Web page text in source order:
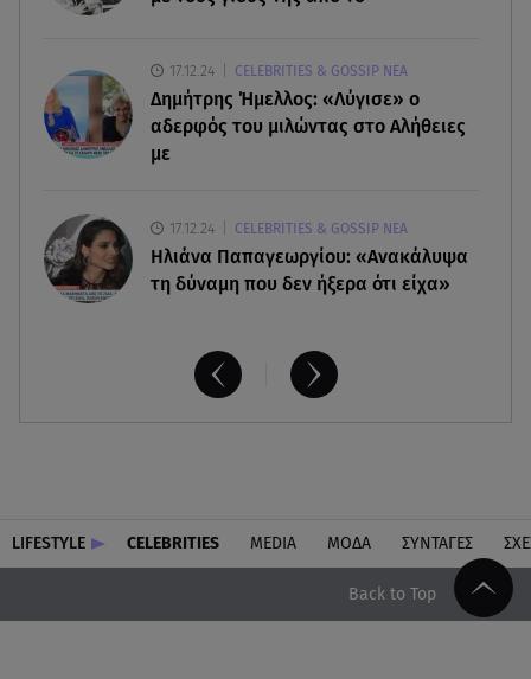
Παραλίες: Πάνω από 1.500 έλεγχοι - Στη μάχη
drones και νέες τεχνολογίες
17.12.24 CELEBRITIES & GOSSIP ΝΕΑ
Δημήτρης Ήμελλος: «Λύγισε» ο
αδερφός του μιλώντας στο Αλήθειες
με
17.12.24 CELEBRITIES & GOSSIP ΝΕΑ
Ηλιάνα Παπαγεωργίου: «Ανακάλυψα
τη δύναμη που δεν ήξερα ότι είχα»
LIFESTYLE CELEBRITIES MEDIA ΜΟΔΑ ΣΥΝΤΑΓΕΣ
Back to Top